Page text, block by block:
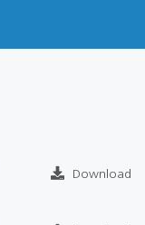
Download